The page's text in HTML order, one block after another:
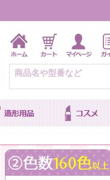
キャラ別おすすめ商品を